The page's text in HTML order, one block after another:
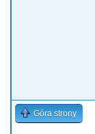
Góra strony